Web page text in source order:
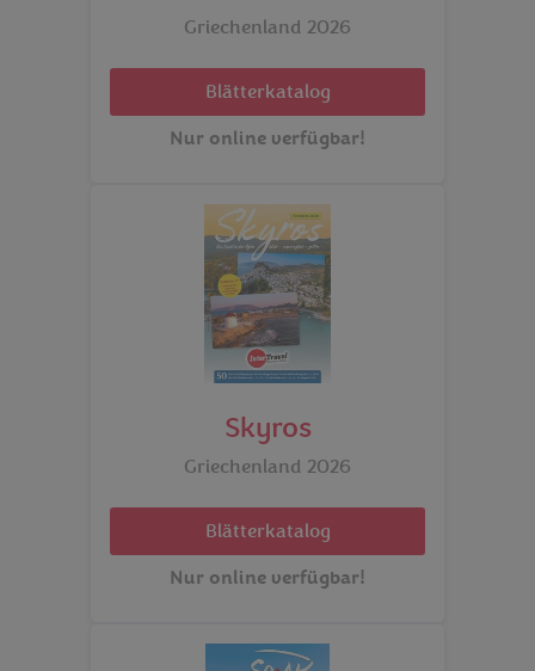
Griechenland 2026
Blätterkatalog
Nur online verfügbar!
Skyros
Griechenland 2026
Blätterkatalog
Nur online verfügbar!